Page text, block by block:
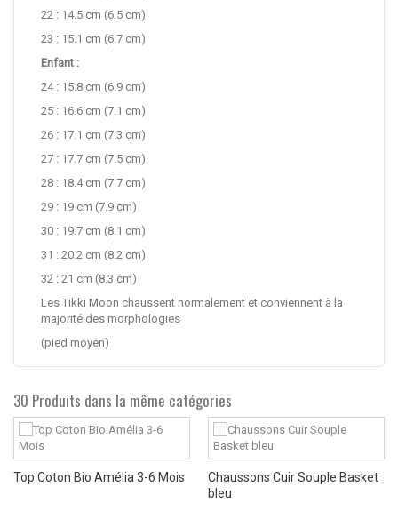
22 : 14.5 cm (6.5 cm)
23 : 15.1 cm (6.7 cm)
Enfant :
24 : 15.8 cm (6.9 cm)
25 : 16.6 cm (7.1 cm)
26 : 17.1 cm (7.3 cm)
27 : 17.7 cm (7.5 cm)
28 : 18.4 cm (7.7 cm)
29 : 19 cm (7.9 cm)
30 : 19.7 cm (8.1 cm)
31 : 20.2 cm (8.2 cm)
32 : 21 cm (8.3 cm)
Les Tikki Moon chaussent normalement et conviennent à la
majorité des morphologies
(pied moyen)
30 Produits dans la même catégories
Top Coton Bio Amélia 3-6 Mois
Chaussons Cuir Souple Basket
bleu